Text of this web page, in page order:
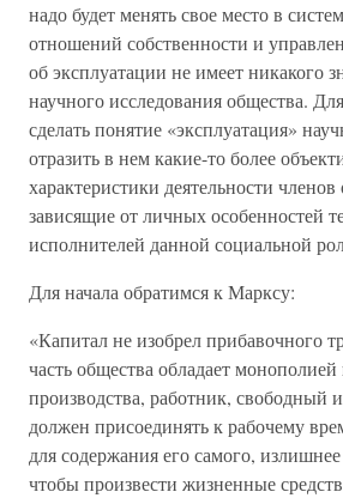
надо будет менять свое место в
отношений собственности и
об эксплуатации не имеет никакого
научного исследования общества.
сделать понятие «эксплуатация»
отразить в нем какие-то более
характеристики деятельности
зависящие от личных особенностей
исполнителей данной социальной
Для начала обратимся к Марксу:
«Капитал не изобрел прибавочного
часть общества обладает монополией
производства, работник, свободный
должен присоединять к рабочему
для содержания его самого,
чтобы произвести жизненные